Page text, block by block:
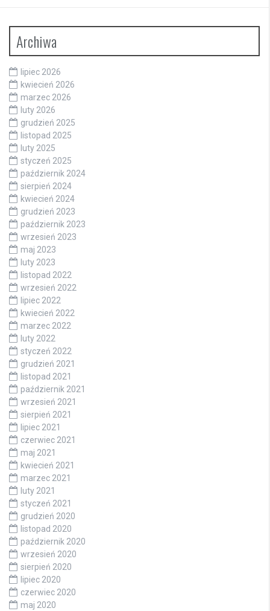
Archiwa
lipiec 2026
kwiecień 2026
marzec 2026
luty 2026
grudzień 2025
listopad 2025
luty 2025
styczeń 2025
październik 2024
sierpień 2024
kwiecień 2024
grudzień 2023
październik 2023
wrzesień 2023
maj 2023
luty 2023
listopad 2022
wrzesień 2022
lipiec 2022
kwiecień 2022
marzec 2022
luty 2022
styczeń 2022
grudzień 2021
listopad 2021
październik 2021
wrzesień 2021
sierpień 2021
lipiec 2021
czerwiec 2021
maj 2021
kwiecień 2021
marzec 2021
luty 2021
styczeń 2021
grudzień 2020
listopad 2020
październik 2020
wrzesień 2020
sierpień 2020
lipiec 2020
czerwiec 2020
maj 2020